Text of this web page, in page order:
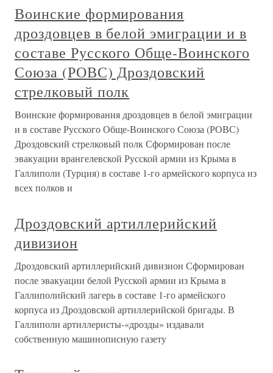
Воинские формирования
дроздовцев в белой эмиграции и в
составе Русского Обще-Воинского
Союза (РОВС) Дроздовский
стрелковый полк
Воинские формирования дроздовцев в белой эмиграции
и в составе Русского Обще-Воинского Союза (РОВС)
Дроздовский стрелковый полк Сформирован после
эвакуации врангелевской Русской армии из Крыма в
Галлиполи (Турция) в составе 1-го армейского корпуса из
всех полков и
Дроздовский артиллерийский
дивизион
Дроздовский артиллерийский дивизион Сформирован
после эвакуации белой Русской армии из Крыма в
Галлиполийский лагерь в составе 1-го армейского
корпуса из Дроздовской артиллерийской бригады. В
Галлиполи артиллеристы-«дрозды» издавали
собственную машинописную газету